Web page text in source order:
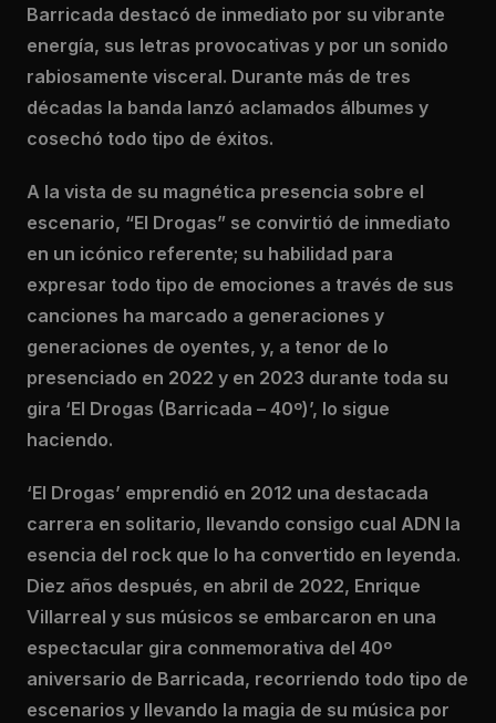
Barricada destacó de inmediato por su vibrante
energía, sus letras provocativas y por un sonido
rabiosamente visceral. Durante más de tres
décadas la banda lanzó aclamados álbumes y
cosechó todo tipo de éxitos.
A la vista de su magnética presencia sobre el
escenario, “El Drogas” se convirtió de inmediato
en un icónico referente; su habilidad para
expresar todo tipo de emociones a través de sus
canciones ha marcado a generaciones y
generaciones de oyentes, y, a tenor de lo
presenciado en 2022 y en 2023 durante toda su
gira ‘El Drogas (Barricada – 40º)’, lo sigue
haciendo.
‘El Drogas’ emprendió en 2012 una destacada
carrera en solitario, llevando consigo cual ADN la
esencia del rock que lo ha convertido en leyenda.
Diez años después, en abril de 2022, Enrique
Villarreal y sus músicos se embarcaron en una
espectacular gira conmemorativa del 40º
aniversario de Barricada, recorriendo todo tipo de
escenarios y llevando la magia de su música por